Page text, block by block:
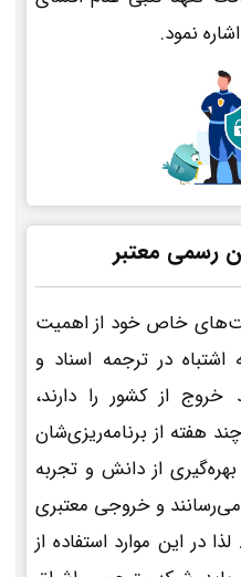
نمود.
رسمی معتبر
خاص خود از اهمیت
اشتباه در ترجمه اسناد و
از کشور را دارند،
هفته از برنامه‌ریزی‌شان
از دانش و تجربه
و خروجی معتبری
در این موارد استفاده از